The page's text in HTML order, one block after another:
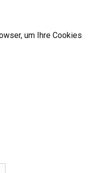
um Ihre Cookies